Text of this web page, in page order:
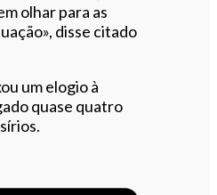
olhar para as
disse citado
um elogio à
quase quatro